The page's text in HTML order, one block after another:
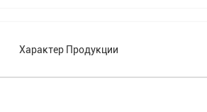
Характер Продукции